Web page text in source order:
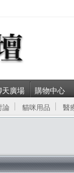
天廣場 購物中心
論 貓咪用品 醫